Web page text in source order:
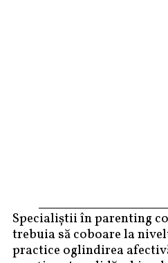
Specialiștii în parenting
trebuia să coboare la
practice oglindirea